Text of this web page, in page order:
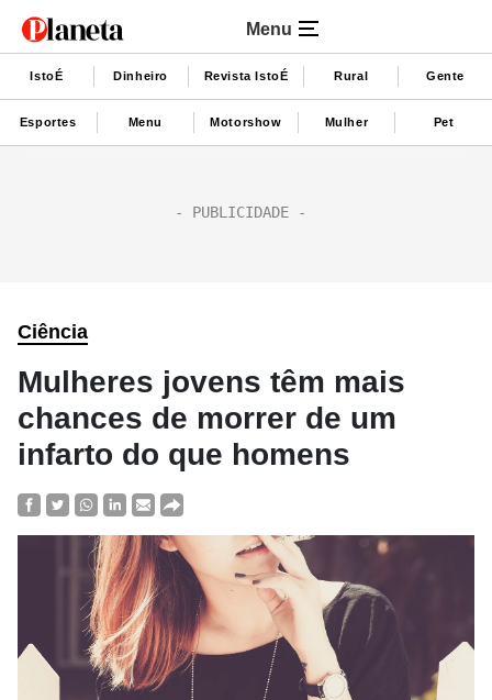
Menu
IstoÉ Dinheiro Revista IstoÉ Rural Gente
Esportes Menu Motorshow Mulher Pet
Ciência
Mulheres jovens têm mais
chances de morrer de um
infarto do que homens